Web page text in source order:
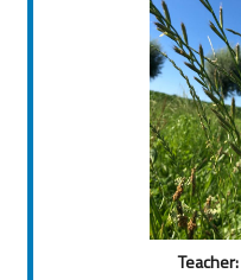
Teacher: